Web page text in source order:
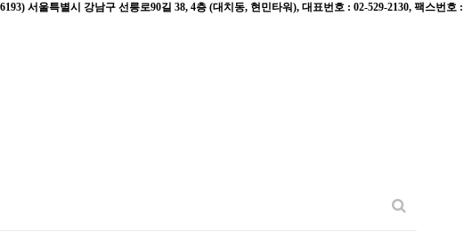
서울특별시 강남구 선릉로90길 38, 4층 (대치동, 현민타워), 대표번호 : 02-529-2130, 팩스번호 :